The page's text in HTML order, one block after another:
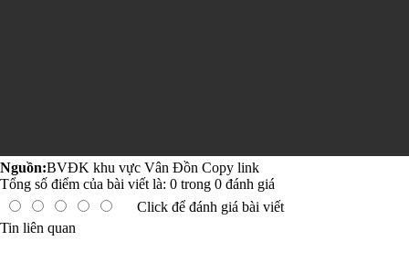
Nguồn:BVĐK khu vực Vân Đồn Copy link
Tổng số điểm của bài viết là: 0 trong 0 đánh giá
Click để đánh giá bài viết
Tin liên quan